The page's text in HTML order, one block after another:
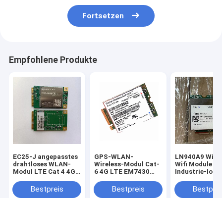
Fortsetzen
Empfohlene Produkte
EC25-J angepasstes
drahtloses WLAN-
Modul LTE Cat 4 4G-
Bestpreis
GPS-WLAN-
Wireless-Modul Cat-
6 4G LTE EM7430
AirPrimeBestpreis
LN940A9
Wifi Module
Industrie-IoT-